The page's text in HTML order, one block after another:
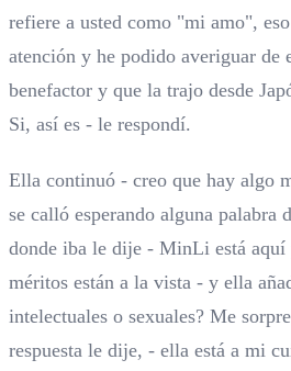
refiere a usted como "mi amo",
atención y he podido averiguar de
benefactor y que la trajo desde
Si, así es - le respondí.
Ella continuó - creo que hay algo
se calló esperando alguna palabra
donde iba le dije - MinLi está aquí
méritos están a la vista - y ella
intelectuales o sexuales? Me
respuesta le dije, - ella está a mi